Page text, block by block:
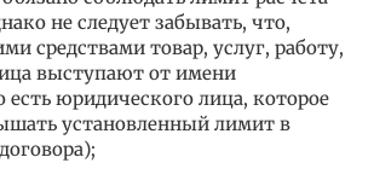
не следует забывать, что,
средствами товар, услуг, работу,
выступают от имени
юридического лица, которое
установленный лимит в